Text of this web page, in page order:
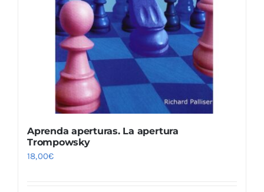
Aprenda aperturas. La apertura
Trompowsky
18,00€